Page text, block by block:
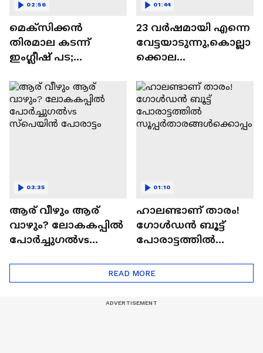
മെക്‌സിക്കന്‍
തിരമാല കടന്ന്
ഇംഗ്ലീഷ് പട;
ഗോളിന് ജയം
02:56
23 വർഷമായി എന്നെ
വേട്ടയാടുന്നു,കൊല്ലാ
ക്കൊല
സമയം
കളയരുത്:വിമർശക
ർക്ക് CR7ൻ്റെ മറുപടി
01:44
ആര് വീഴും ആര്
വാഴും? ലോകകപ്പില്‍
പോര്‍ച്ചുഗല്‍vs
03:35
ഹാലണ്ടാണ് താരം!
ഗോള്‍ഡന്‍ ബൂട്ട്
പോരാട്ടത്തില്‍
ള്‍ക്കൊപ്പം
01:10
READ MORE